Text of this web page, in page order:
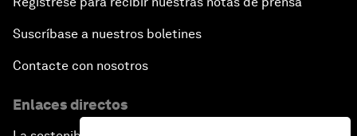
Suscríbase a nuestros boletines
Contacte con nosotros
Enlaces directos